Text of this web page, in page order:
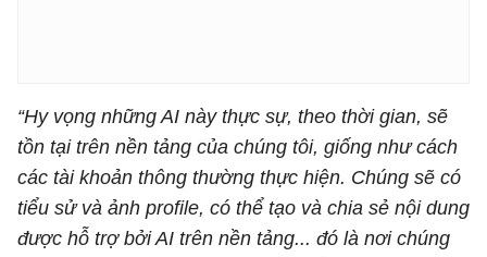
“Hy vọng những AI này thực sự, theo thời gian, sẽ
tồn tại trên nền tảng của chúng tôi, giống như cách
các tài khoản thông thường thực hiện. Chúng sẽ có
tiểu sử và ảnh profile, có thể tạo và chia sẻ nội dung
được hỗ trợ bởi AI trên nền tảng... đó là nơi chúng